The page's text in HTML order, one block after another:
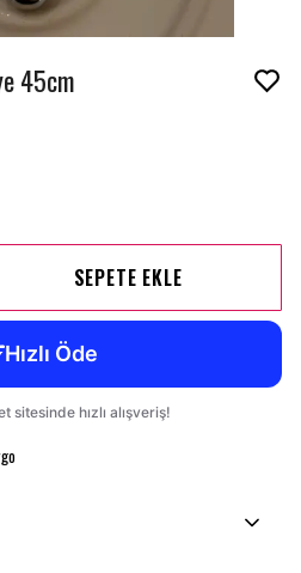
45cm
SEPETE EKLE